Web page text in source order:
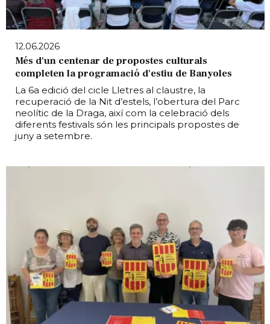
12.06.2026
Més d'un centenar de propostes culturals
completen la programació d'estiu de Banyoles
La 6a edició del cicle Lletres al claustre, la
recuperació de la Nit d’estels, l’obertura del Parc
neolític de la Draga, així com la celebració dels
diferents festivals són les principals propostes de
juny a setembre.